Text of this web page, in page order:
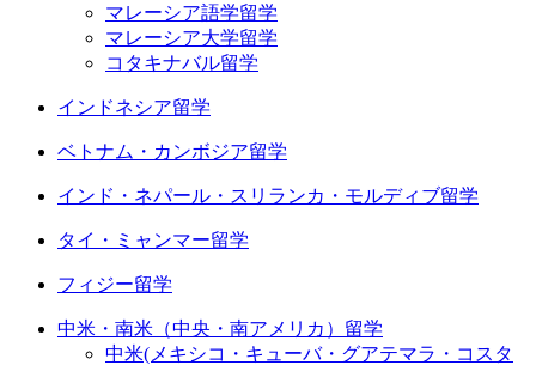
マレーシア語学留学
マレーシア大学留学
コタキナバル留学
インドネシア留学
ベトナム・カンボジア留学
インド・ネパール・スリランカ・モルディブ留学
タイ・ミャンマー留学
フィジー留学
中米・南米（中央・南アメリカ）留学
中米(メキシコ・キューバ・グアテマラ・コスタ